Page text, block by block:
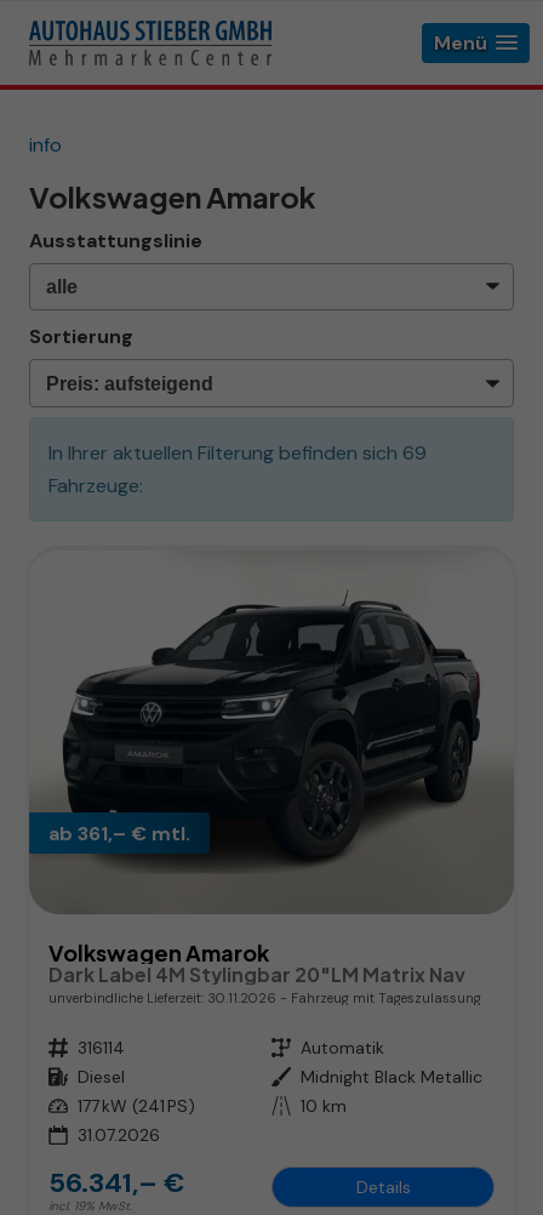
Menü
info
Volkswagen Amarok
Ausstattungslinie
Sortierung
In Ihrer aktuellen Filterung befinden sich 69
Fahrzeuge:
ab 361,– € mtl.
Volkswagen Amarok
Dark Label 4M Stylingbar 20"LM Matrix Nav
unverbindliche Lieferzeit: 30.11.2026 Fahrzeug mit Tageszulassung
Fahrzeugnr. 316114 Getriebe Automatik
Kraftstoff Diesel Außenfarbe Midnight Black Metallic
Leistung 177 kW (241 PS) Kilometerstand 10 km
31.07.2026
56.341,– €
incl. 19% MwSt.
Details